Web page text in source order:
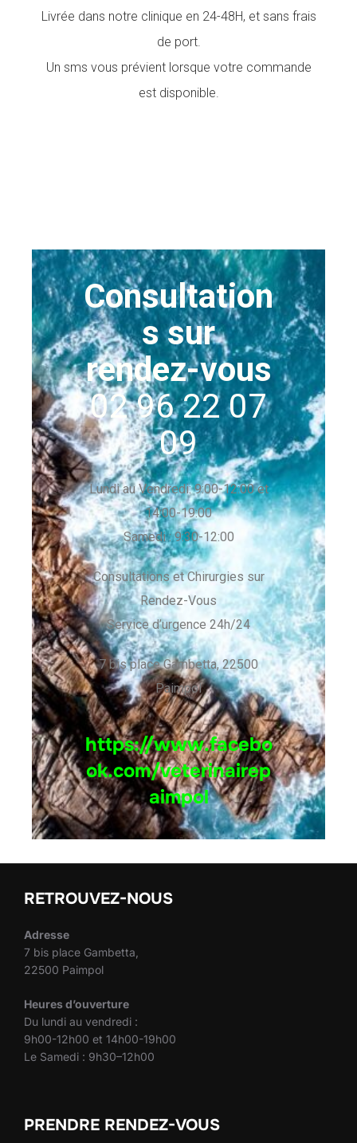
Livrée dans notre clinique en 24-48H, et sans frais
de port.
Un sms vous prévient lorsque votre commande
est disponible.
Consultation
s sur
rendez-vous
02 96 22 07
09
Lundi au Vendredi: 9:00-12:00 et
14:00-19:00
Samedi : 9:30-12:00
Consultations et Chirurgies sur
Rendez-Vous
Service d’urgence 24h/24
7 bis place Gambetta, 22500
Paimpol
https://www.facebo
ok.com/veterinairep
aimpol
RETROUVEZ-NOUS
Adresse
7 bis place Gambetta,
22500 Paimpol
Heures d’ouverture
Du lundi au vendredi :
9h00-12h00 et 14h00-19h00
Le Samedi : 9h30–12h00
PRENDRE RENDEZ-VOUS